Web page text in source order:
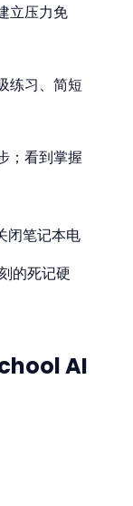
立压力免
练习、简短
；看到掌握
闭笔记本电
的死记硬
AI